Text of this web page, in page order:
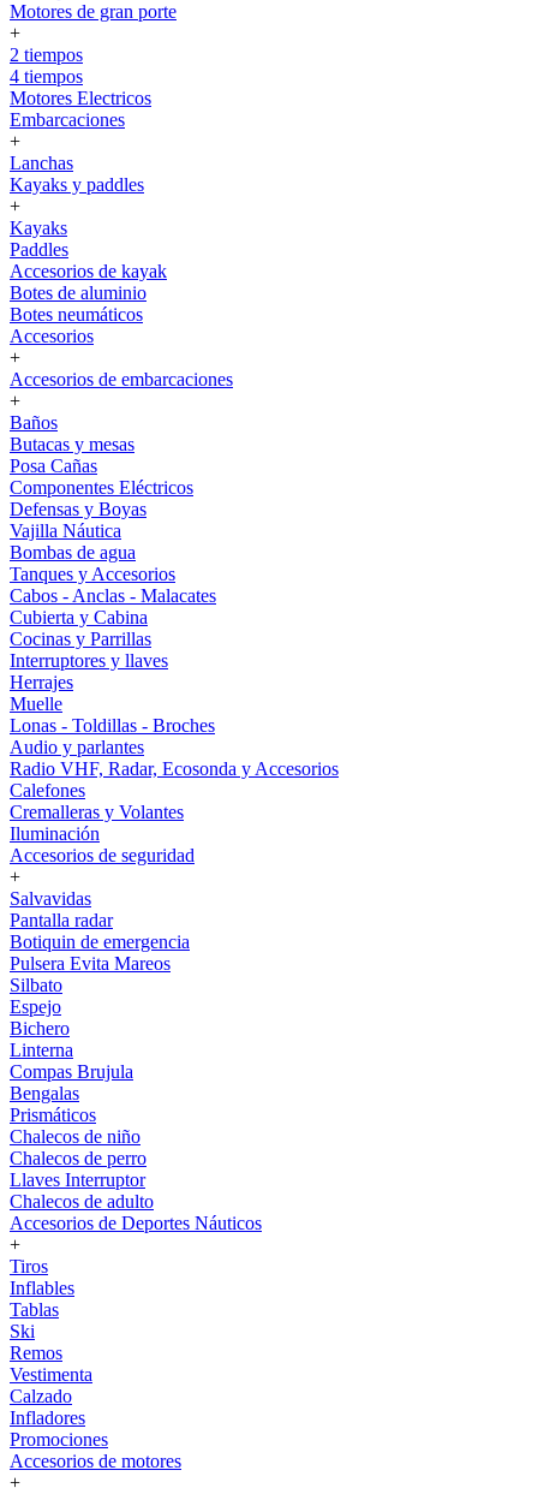
Motores de gran porte
+
2 tiempos
4 tiempos
Motores Electricos
Embarcaciones
+
Lanchas
Kayaks y paddles
+
Kayaks
Paddles
Accesorios de kayak
Botes de aluminio
Botes neumáticos
Accesorios
+
Accesorios de embarcaciones
+
Baños
Butacas y mesas
Posa Cañas
Componentes Eléctricos
Defensas y Boyas
Vajilla Náutica
Bombas de agua
Tanques y Accesorios
Cabos - Anclas - Malacates
Cubierta y Cabina
Cocinas y Parrillas
Interruptores y llaves
Herrajes
Muelle
Lonas - Toldillas - Broches
Audio y parlantes
Radio VHF, Radar, Ecosonda y Accesorios
Calefones
Cremalleras y Volantes
Iluminación
Accesorios de seguridad
+
Salvavidas
Pantalla radar
Botiquin de emergencia
Pulsera Evita Mareos
Silbato
Espejo
Bichero
Linterna
Compas Brujula
Bengalas
Prismáticos
Chalecos de niño
Chalecos de perro
Llaves Interruptor
Chalecos de adulto
Accesorios de Deportes Náuticos
+
Tiros
Inflables
Tablas
Ski
Remos
Vestimenta
Calzado
Infladores
Promociones
Accesorios de motores
+